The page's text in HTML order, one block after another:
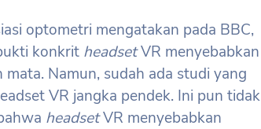
optometri mengatakan pada BBC,
konkrit headsetVR menyebabkan
Namun, sudah ada studi yang
VR jangka pendek. Ini pun tidak
headsetVR menyebabkan